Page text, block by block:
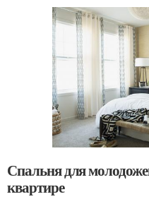
Спальня для
квартире